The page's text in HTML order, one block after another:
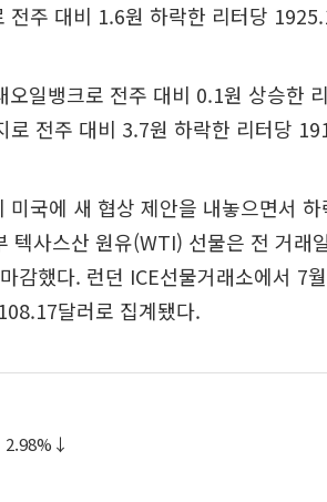
전주 대비 1.6원 하락한 리터당
일뱅크로 전주 대비 0.1원 상승한
로 전주 대비 3.7원 하락한 리터당
국에 새 협상 제안을 내놓으면서
텍사스산 원유(WTI) 선물은 전 거래
감했다. 런던 ICE선물거래소에서 7
달러로 집계됐다.
2.98%↓